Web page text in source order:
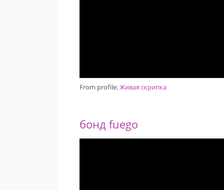
From profile:Живая скрипка
бонд fuego